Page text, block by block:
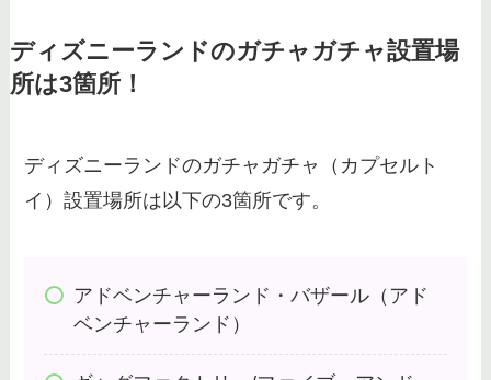
ディズニー缶がいらない時はどう
したらいい？空き缶の使い道をご
ソアリンの元ネタは何？モデルの
国は？なぜ人気なのか隠れミッキ
ディズニーランド貸切の値段は個
人でいくら？貸切した人の有無や
ディズニーランドのガチャガチャ設置場
所は3箇所！
ディズニーランドのガチャガチャ（カプセルト
イ）設置場所は以下の3箇所です。
アドベンチャーランド・バザール（アド
ベンチャーランド）